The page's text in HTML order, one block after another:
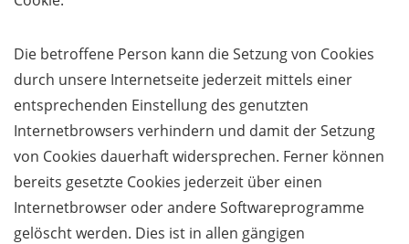
Die betroffene Person kann die Setzung von Cookies
durch unsere Internetseite jederzeit mittels einer
entsprechenden Einstellung des genutzten
Internetbrowsers verhindern und damit der Setzung
von Cookies dauerhaft widersprechen. Ferner können
bereits gesetzte Cookies jederzeit über einen
Internetbrowser oder andere Softwareprogramme
gelöscht werden. Dies ist in allen gängigen